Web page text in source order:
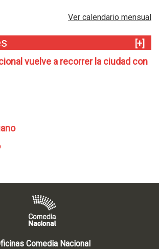
Ver calendario mensual
[+]
vuelve a recorrer la ciudad con
Comedia Nacional